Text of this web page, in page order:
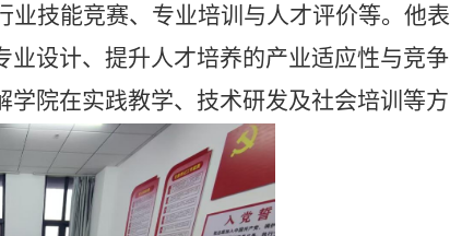
技能竞赛、专业培训与人才评价等。他
设计、提升人才培养的产业适应性与竞
院在实践教学、技术研发及社会培训等方